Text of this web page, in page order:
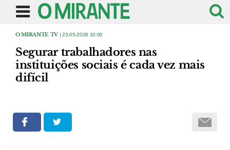
O MIRANTE TV | 23-05-2026 10:00
Segurar trabalhadores nas
instituições sociais é cada vez mais
difícil